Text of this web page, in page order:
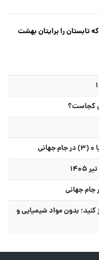
تابستان را برایتان بهشت
کجاست؟
۵ دقیقه‌ای تمیز کنید؛ بدون مواد شیمیایی و